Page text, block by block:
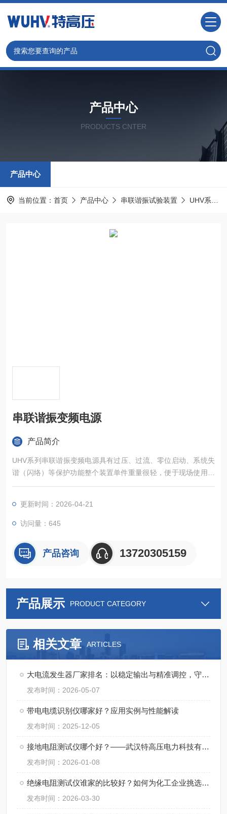
产品中心
PRODUCTS CNTER
产品中心
当前位置： 首页 产品中心 串联谐振试验装置 UHV系列 变频电源
串联谐振变频电源
产品简介
UHV系列串联谐振变频电源具有过压、过流、零位启动、系统失
谐（闪络）等保护功能整个装置单件重量很轻，便于现场使用采
用了DSP平台技术。
更新时间：2026-04-21
访问量：645
产品咨询 13720305159
产品展示 PRODUCT CATEGORY
相关文章 ARTICLES
大电流发生器厂家排名：以稳定输出与精准调控，守护大电流测试安全
发布时间：2026-05-07
带电电缆识别仪哪家好？应用实例与性能解读
发布时间：2025-12-05
接地电阻测试仪哪个好？——武汉特高压电力科技有限公司的产品应用反馈
发布时间：2026-01-08
绝缘电阻测试仪谁家的比较好？如何为化工企业挑选一款“靠得住”的测试仪？
发布时间：2026-03-30